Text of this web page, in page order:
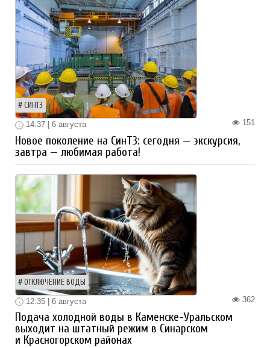
СИНТЗ
151
14:37 | 6 августа
Новое поколение на СинТЗ: сегодня — экскурсия,
завтра — любимая работа!
ОТКЛЮЧЕНИЕ ВОДЫ
362
12:35 | 6 августа
Подача холодной воды в Каменске-Уральском
выходит на штатный режим в Синарском
и Красногорском районах